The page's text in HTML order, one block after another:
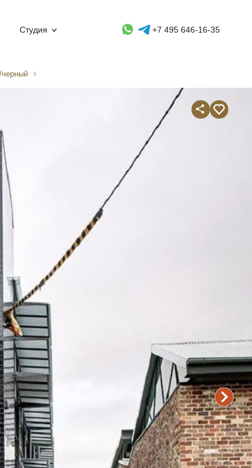
Студия Whatsapp контакт
Telegram контакт
+7 495 646-16-35